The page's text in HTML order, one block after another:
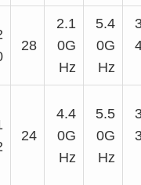
28
2.1
0G
Hz
5.4
0G
Hz
24
4.4
0G
Hz
5.5
0G
Hz